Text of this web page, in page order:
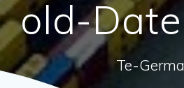
old-
Te-